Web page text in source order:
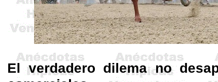
El verdadero dilema no